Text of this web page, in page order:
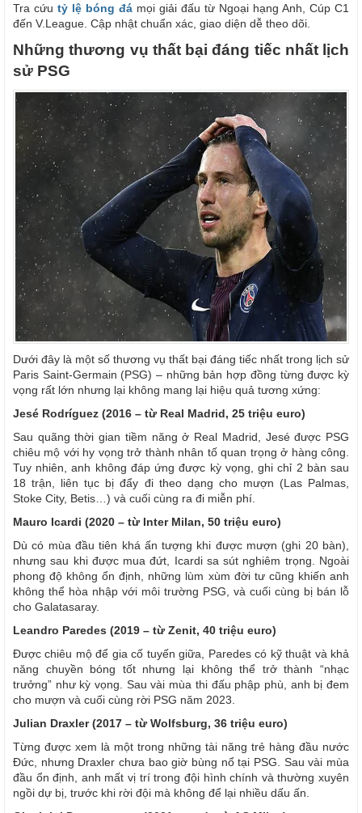
Tra cứu tỷ lệ bóng đá mọi giải đấu từ Ngoại hạng Anh, Cúp C1
đến V.League. Cập nhật chuẩn xác, giao diện dễ theo dõi.
Những thương vụ thất bại đáng tiếc nhất lịch
sử PSG
Dưới đây là một số thương vụ thất bại đáng tiếc nhất trong lịch sử
Paris Saint-Germain (PSG) – những bản hợp đồng từng được kỳ
vọng rất lớn nhưng lại không mang lại hiệu quả tương xứng:
Jesé Rodríguez (2016 – từ Real Madrid, 25 triệu euro)
Sau quãng thời gian tiềm năng ở Real Madrid, Jesé được PSG
chiêu mộ với hy vọng trở thành nhân tố quan trọng ở hàng công.
Tuy nhiên, anh không đáp ứng được kỳ vọng, ghi chỉ 2 bàn sau
18 trận, liên tục bị đẩy đi theo dạng cho mượn (Las Palmas,
Stoke City, Betis…) và cuối cùng ra đi miễn phí.
Mauro Icardi (2020 – từ Inter Milan, 50 triệu euro)
Dù có mùa đầu tiên khá ấn tượng khi được mượn (ghi 20 bàn),
nhưng sau khi được mua đứt, Icardi sa sút nghiêm trọng. Ngoài
phong độ không ổn định, những lùm xùm đời tư cũng khiến anh
không thể hòa nhập với môi trường PSG, và cuối cùng bị bán lỗ
cho Galatasaray.
Leandro Paredes (2019 – từ Zenit, 40 triệu euro)
Được chiêu mộ để gia cố tuyến giữa, Paredes có kỹ thuật và khả
năng chuyền bóng tốt nhưng lại không thể trở thành “nhạc
trưởng” như kỳ vọng. Sau vài mùa thi đấu phập phù, anh bị đem
cho mượn và cuối cùng rời PSG năm 2023.
Julian Draxler (2017 – từ Wolfsburg, 36 triệu euro)
Từng được xem là một trong những tài năng trẻ hàng đầu nước
Đức, nhưng Draxler chưa bao giờ bùng nổ tại PSG. Sau vài mùa
đầu ổn định, anh mất vị trí trong đội hình chính và thường xuyên
ngồi dự bị, trước khi rời đội mà không để lại nhiều dấu ấn.